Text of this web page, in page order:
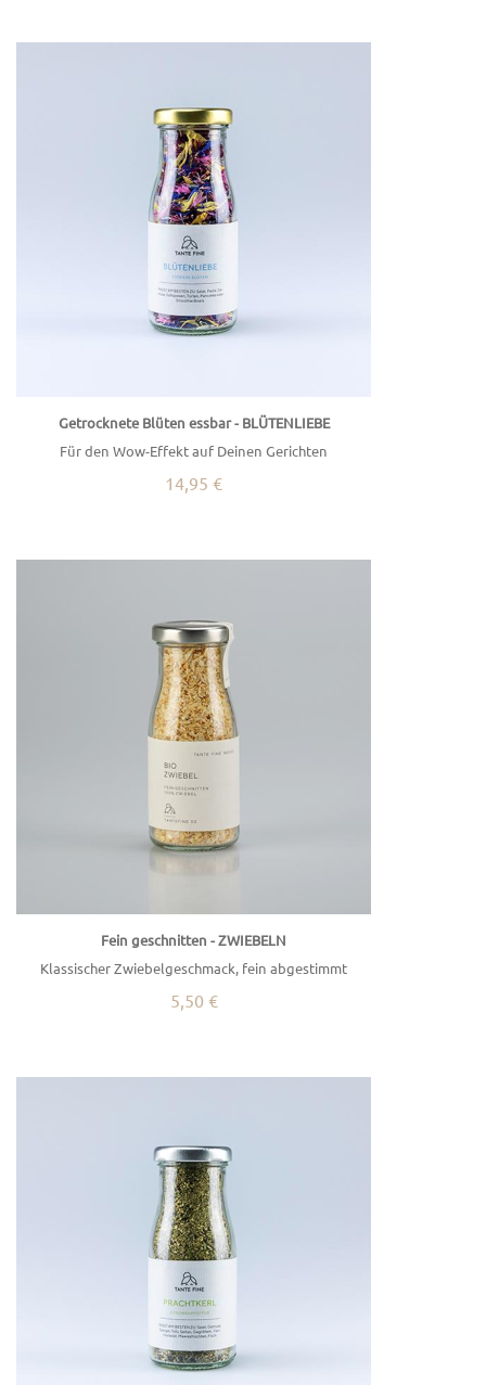
Getrocknete Blüten essbar - BLÜTENLIEBE
Für den Wow-Effekt auf Deinen Gerichten
14,95 €
Fein geschnitten - ZWIEBELN
Klassischer Zwiebelgeschmack, fein abgestimmt
5,50 €